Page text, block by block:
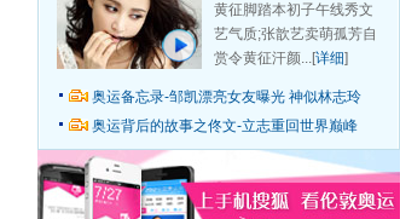
黄征脚踏本初子午线秀文
艺气质;张歆艺卖萌孤芳自
赏令黄征汗颜...[详细]
奥运备忘录-邹凯漂亮女友曝光 神似林志玲
奥运背后的故事之佟文-立志重回世界巅峰